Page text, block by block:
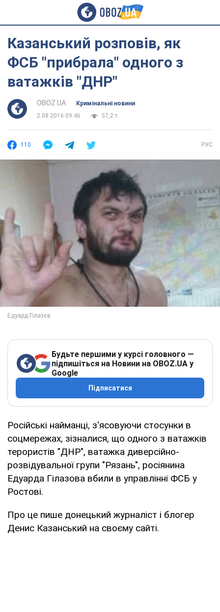
Казанський розповів, як
ФСБ "прибрала" одного з
ватажків "ДНР"
OBOZ.UA
Кримінальні новини
2.08.2016 09:46
57,2 т.
110 РУС
Будьте першими у курсі головного —
підпишіться на Новини на OBOZ.UA у
Google
Підписатися
Російські найманці, з'ясовуючи стосунки в
соцмережах, зізналися, що одного з ватажків
терористів "ДНР", ватажка диверсійно-
розвідувальної групи "Рязань", росіянина
Едуарда Гілазова вбили в управлінні ФСБ у
Ростові.
Про це пише донецький журналіст і блогер
Денис Казанський на своєму сайті.